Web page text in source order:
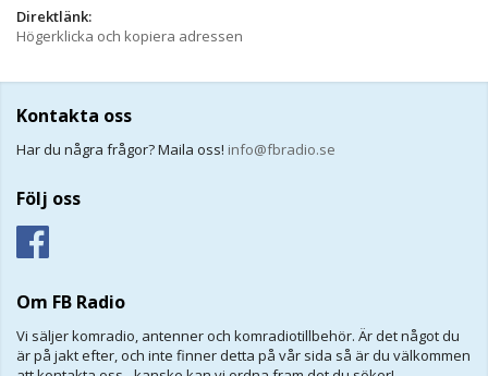
Direktlänk:
Högerklicka och kopiera adressen
Kontakta oss
Har du några frågor? Maila oss! info@fbradio.se
Följ oss
Om FB Radio
Vi säljer komradio, antenner och komradiotillbehör. Är det något du
är på jakt efter, och inte finner detta på vår sida så är du välkommen